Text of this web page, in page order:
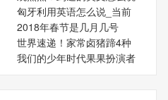
匈牙利用英语怎么说_当前
2018年春节是几月几号
世界速递！家常卤猪蹄4种
我们的少年时代果果扮演者